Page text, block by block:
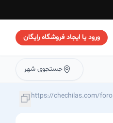
ورود یا ایجاد فروشگاه رایگان
جستجوی شهر